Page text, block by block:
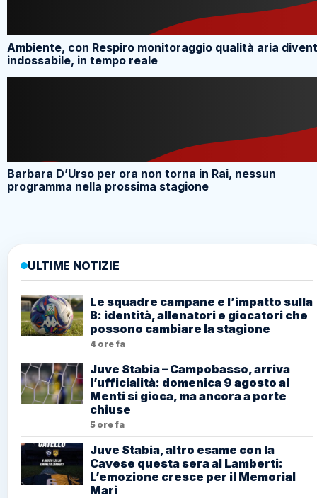
Ambiente, con Respiro monitoraggio qualità aria
indossabile, in tempo reale
Barbara D’Urso per ora non torna in Rai, nessun
programma nella prossima stagione
ULTIME NOTIZIE
Le squadre campane e l’impatto sulla
B: identità, allenatori e giocatori che
possono cambiare la stagione
4 ore fa
Juve Stabia – Campobasso, arriva
l’ufficialità: domenica 9 agosto al
Menti si gioca, ma ancora a porte
chiuse
5 ore fa
Juve Stabia, altro esame con la
Cavese questa sera al Lamberti:
L’emozione cresce per il Memorial
Mari